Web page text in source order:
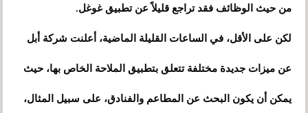
من حيث الوظائف فقد تراجع قليلاً عن تطبيق غوغل.
لكن على الأقل، في الساعات القليلة الماضية، أعلنت شركة أبل
عن ميزات جديدة مختلفة تتعلق بتطبيق الملاحة الخاص بها، حيث
يمكن أن يكون البحث عن المطاعم والفنادق، على سبيل المثال،